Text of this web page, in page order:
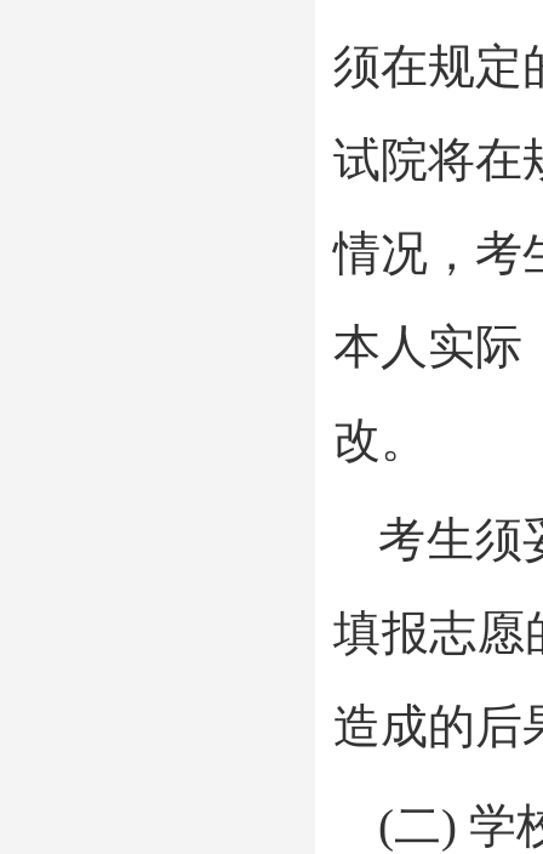
须在规定
试院将在
情况，考
本人实际
改。
考生须
填报志愿
造成的后
(二) 学